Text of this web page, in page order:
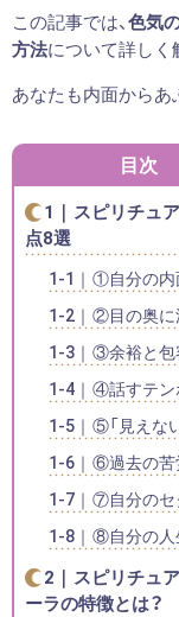
この記事では、色気
方法について詳しく
あなたも内面からあ
目次
スピリチュ
点8選
①自分の内
②目の奥に
③余裕と包
④話すテン
⑤「見えな
⑥過去の苦
⑦自分のセ
⑧自分の人
スピリチュ
ーラの特徴とは？